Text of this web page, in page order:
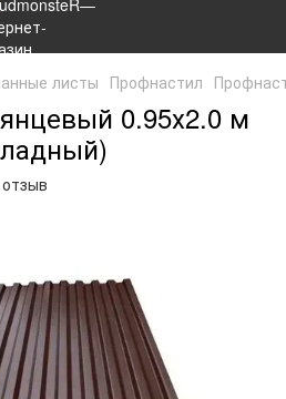
листы Профнастил
0.95х2.0 м